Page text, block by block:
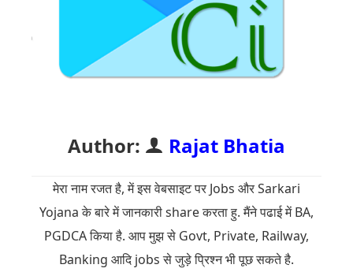
Author: Rajat Bhatia
मेरा नाम रजत है, में इस वेबसाइट पर Jobs और Sarkari
Yojana के बारे में जानकारी share करता हु. मैंने पढाई में BA,
PGDCA किया है. आप मुझ से Govt, Private, Railway,
Banking आदि jobs से जुड़े प्रिश्न भी पूछ सकते है.